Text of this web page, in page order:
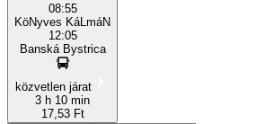
08:55
KöNyves KáLmáN
12:05
Banská Bystrica
közvetlen járat
3 h 10 min
17,53 Ft